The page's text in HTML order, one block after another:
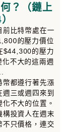
？（鏈上
前比特幣處在一
的壓力價位
$44,300的壓力
不大的這兩週
幣都遵行著先漲
三或週四來到
不大的位置。
構投資人在週末
不只價格，連交